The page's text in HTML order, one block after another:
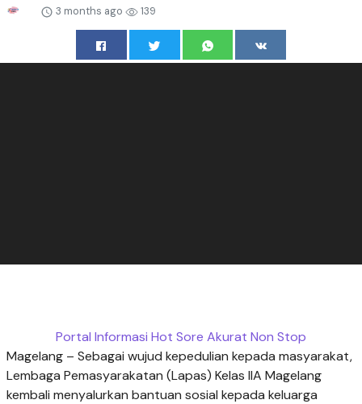
3 months ago 139
Portal Informasi Hot Sore Akurat Non Stop
Magelang – Sebagai wujud kepedulian kepada masyarakat,
Lembaga Pemasyarakatan (Lapas) Kelas IIA Magelang
kembali menyalurkan bantuan sosial kepada keluarga